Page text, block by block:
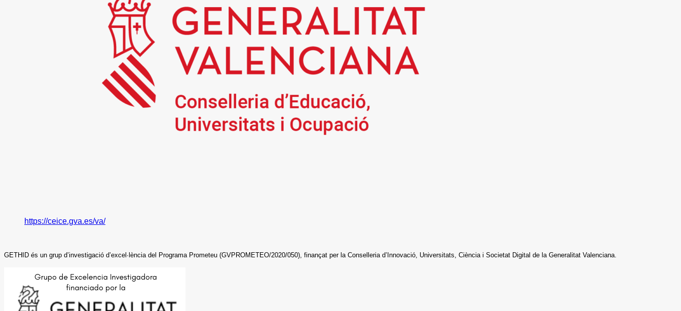
https://ceice.gva.es/va/
GETHID és un grup d’investigació d’excel·lència del Programa Prometeu (GVPROMETEO/2020/050), finançat per la Conselleria d’Innovació, Universitats, Ciència i Societat Digital de la Generalitat Valenciana.